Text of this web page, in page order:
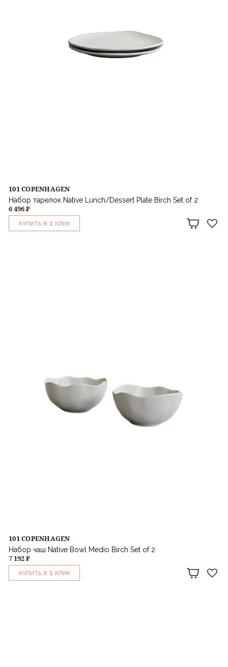
101 COPENHAGEN
Набор тарелок Native Lunch/Dessert Plate Birch Set of 2
6 496 ₽
КУПИТЬ В 1 КЛИК
101 COPENHAGEN
Набор чаш Native Bowl Medio Birch Set of 2
7 192 ₽
КУПИТЬ В 1 КЛИК